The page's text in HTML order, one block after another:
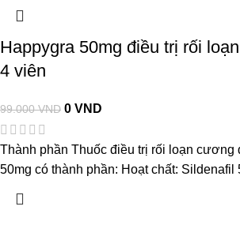
Happygra 50mg điều trị rối
4 viên
99.000VND 0VND
Thành phần Thuốc điều trị rối loạn cương
50mg có thành phần: Hoạt chất: Sildenafil